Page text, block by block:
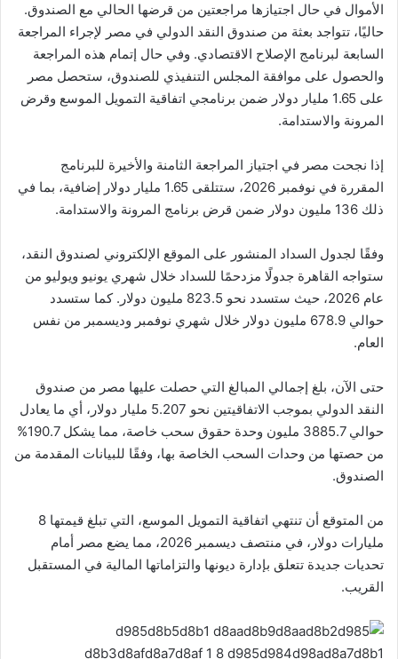
الأموال في حال اجتيازها مراجعتين من قرضها الحالي مع الصندوق.
حاليًا، تتواجد بعثة من صندوق النقد الدولي في مصر لإجراء المراجعة
السابعة لبرنامج الإصلاح الاقتصادي. وفي حال إتمام هذه المراجعة
والحصول على موافقة المجلس التنفيذي للصندوق، ستحصل مصر
على 1.65 مليار دولار ضمن برنامجي اتفاقية التمويل الموسع وقرض
المرونة والاستدامة.
إذا نجحت مصر في اجتياز المراجعة الثامنة والأخيرة للبرنامج
المقررة في نوفمبر 2026، ستتلقى 1.65 مليار دولار إضافية، بما في
ذلك 136 مليون دولار ضمن قرض برنامج المرونة والاستدامة.
وفقًا لجدول السداد المنشور على الموقع الإلكتروني لصندوق النقد،
ستواجه القاهرة جدولًا مزدحمًا للسداد خلال شهري يونيو ويوليو من
عام 2026، حيث ستسدد نحو 823.5 مليون دولار. كما ستسدد
حوالي 678.9 مليون دولار خلال شهري نوفمبر وديسمبر من نفس
العام.
حتى الآن، بلغ إجمالي المبالغ التي حصلت عليها مصر من صندوق
النقد الدولي بموجب الاتفاقيتين نحو 5.207 مليار دولار، أي ما يعادل
حوالي 3885.7 مليون وحدة حقوق سحب خاصة، مما يشكل 190.7%
من حصتها من وحدات السحب الخاصة بها، وفقًا للبيانات المقدمة من
الصندوق.
من المتوقع أن تنتهي اتفاقية التمويل الموسع، التي تبلغ قيمتها 8
مليارات دولار، في منتصف ديسمبر 2026، مما يضع مصر أمام
تحديات جديدة تتعلق بإدارة ديونها والتزاماتها المالية في المستقبل
القريب.